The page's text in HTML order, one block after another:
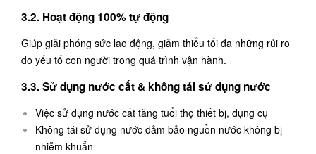
3.2. Hoạt động 100% tự động
Giúp giải phóng sức lao động, giảm thiểu tối đa những rủi ro
do yếu tố con người trong quá trình vận hành.
3.3. Sử dụng nước cất & không tái sử dụng nước
Việc sử dụng nước cất tăng tuổi thọ thiết bị, dụng cụ
Không tái sử dụng nước đảm bảo nguồn nước không bị
nhiễm khuẩn